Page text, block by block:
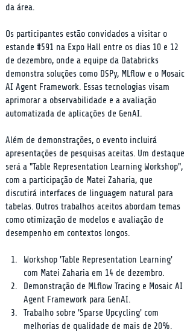
da área.
Os participantes estão convidados a visitar o
estande #591 na Expo Hall entre os dias 10 e 12
de dezembro, onde a equipe da Databricks
demonstra soluções como DSPy, MLflow e o Mosaic
AI Agent Framework. Essas tecnologias visam
aprimorar a observabilidade e a avaliação
automatizada de aplicações de GenAI.
Além de demonstrações, o evento incluirá
apresentações de pesquisas aceitas. Um destaque
será a "Table Representation Learning Workshop",
com a participação de Matei Zaharia, que
discutirá interfaces de linguagem natural para
tabelas. Outros trabalhos aceitos abordam temas
como otimização de modelos e avaliação de
desempenho em contextos longos.
Workshop 'Table Representation Learning'
com Matei Zaharia em 14 de dezembro.
Demonstração de MLflow Tracing e Mosaic AI
Agent Framework para GenAI.
Trabalho sobre 'Sparse Upcycling' com
melhorias de qualidade de mais de 20%.